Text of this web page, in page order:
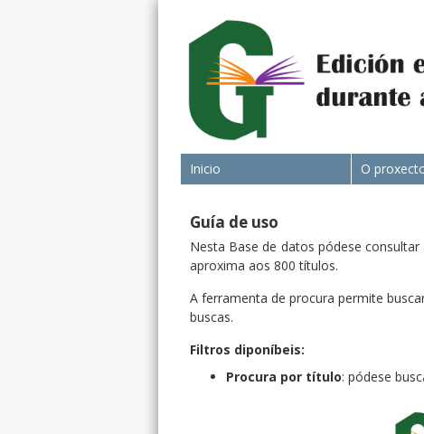
Inicio O
Guía de uso
Nesta Base de datos pódese
aproxima aos 800 títulos.
A ferramenta de procura permite
buscas.
Filtros diponíbeis:
Procura por título: pódese